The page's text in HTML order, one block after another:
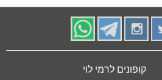
קופונים לרמי לוי